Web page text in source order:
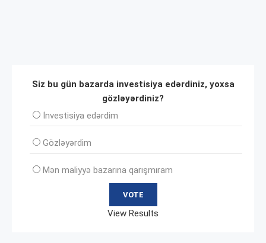
Siz bu gün bazarda investisiya edərdiniz, yoxsa
gözləyərdiniz?
İnvеstisiya edərdim
Gözləyərdim
Mən maliyyə bazarına qarışmıram
View Results